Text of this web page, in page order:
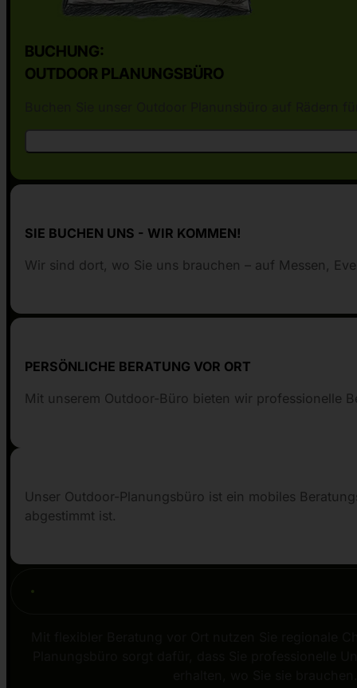
BUCHUNG:
OUTDOOR PLANUNGSBÜRO
SIE BUCHEN UNS - WIR KOMMEN!
Wir sind dort, wo Sie uns brauchen – auf Messen,
PERSÖNLICHE BERATUNG VOR ORT
Mit unserem Outdoor-Büro bieten wir professionelle
Unser Outdoor-Planungsbüro ist ein mobiles
abgestimmt ist.